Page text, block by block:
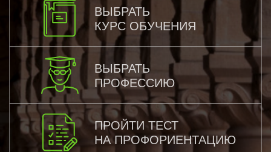
ВЫБРАТЬ
КУРС ОБУЧЕНИЯ
ВЫБРАТЬ
ПРОФЕССИЮ
ПРОЙТИ ТЕСТ
НА ПРОФОРИЕНТАЦИЮ